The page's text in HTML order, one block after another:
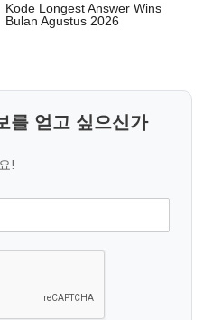
Kode Longest Answer Wins
Bulan Agustus 2026
를 얻고 싶으신가
!